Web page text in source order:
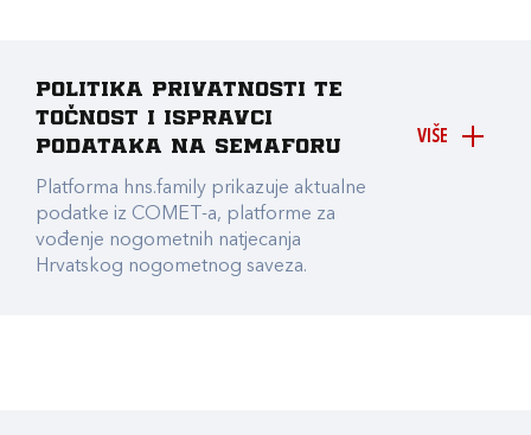
VIŠE
Politika privatnosti te
točnost i ispravci
podataka na Semaforu
Platforma hns.family prikazuje aktualne
podatke iz COMET-a, platforme za
vođenje nogometnih natjecanja
Hrvatskog nogometnog saveza.